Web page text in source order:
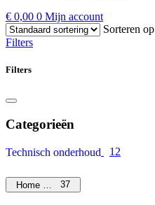
€ 0,00 0 Mijn account
Sorteren op
Filters
Filters
Categorieën
Technisch onderhoud 12
Home Care37